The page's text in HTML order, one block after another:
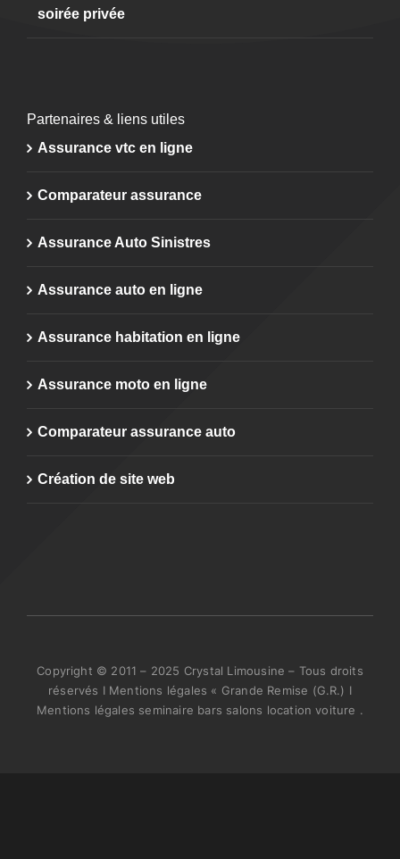
soirée privée
Partenaires & liens utiles
Assurance vtc en ligne
Comparateur assurance
Assurance Auto Sinistres
Assurance auto en ligne
Assurance habitation en ligne
Assurance moto en ligne
Comparateur assurance auto
Création de site web
Copyright © 2011 – 2025 Crystal Limousine – Tous droits
réservés I Mentions légales « Grande Remise (G.R.) I
Mentions légales seminaire bars salons location voiture .